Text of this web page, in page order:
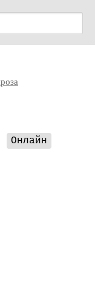
Онлайн